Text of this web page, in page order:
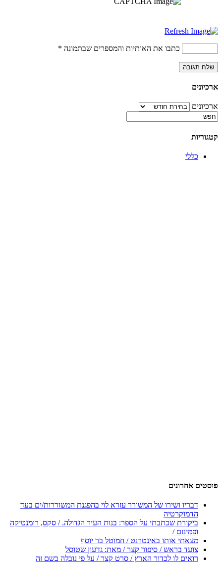
כתבו את האותיות והמספרים שבתמונה *
ארכיונים
ארכיונים
קטגוריות
כללי
פוסטים אחרונים
דבריו ושירו של המשורר עזרא לוי בהפגנת המשוררות/ים בעד
הדמוקרטיה
ביקורת שכתבתי על הספר: בנות העיר הגדולה. / סקס, רומנטיקה
ופמינזם /
מצאתי אותו באינטרנט / חמוטל בר יוסף
צועד בראש / סיפור קצר / מאת: גדעון שטוסל
רואים לו לכדור הארץ / סרט קצר / על פי נובלה בשם זה